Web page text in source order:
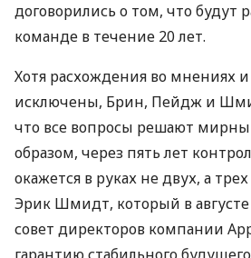
договорились о том, что будут
команде в течение 20 лет.
Хотя расхождения во мнениях
исключены, Брин, Пейдж и
что все вопросы решают
образом, через пять лет
окажется в руках не двух, а
Эрик Шмидт, который в августе
совет директоров компании